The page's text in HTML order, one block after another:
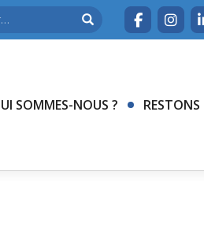
SOMMES-NOUS ?